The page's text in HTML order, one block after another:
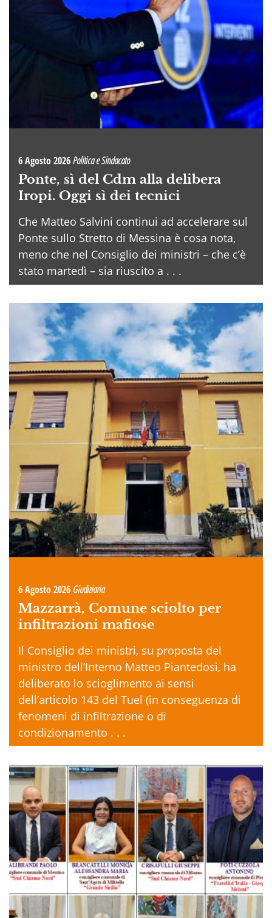
6 Agosto 2026Politica e Sindacato
Ponte, sì del Cdm alla delibera
Iropi. Oggi sì dei tecnici
Che Matteo Salvini continui ad accelerare sul
Ponte sullo Stretto di Messina è cosa nota,
meno che nel Consiglio dei ministri – che c’è
stato martedì – sia riuscito a . . .
6 Agosto 2026 Giudiziaria
Mazzarrà, Comune sciolto per
infiltrazioni mafiose
Il Consiglio dei ministri, su proposta del
ministro dell’Interno Matteo Piantedosi, ha
deliberato lo scioglimento ai sensi
dell’articolo 143 del Tuel (in conseguenza di
fenomeni di infiltrazione o di
condizionamento . . .